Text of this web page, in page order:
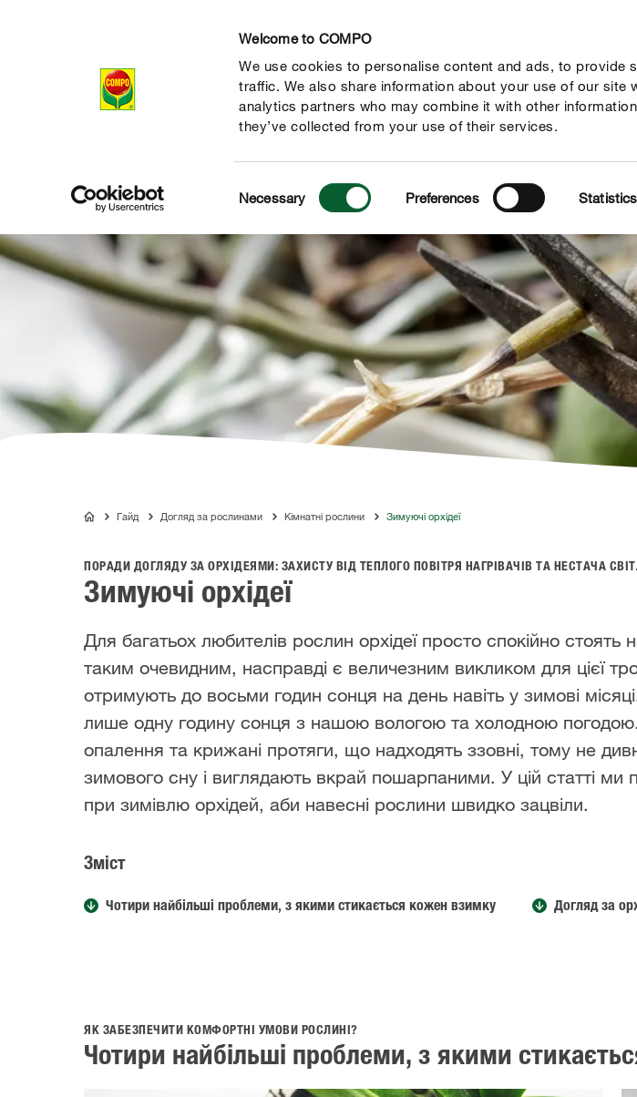
Welcome to COMPO
We use cookies to personalise content and ads, to provide
traffic. We also share information about your use of our site
analytics partners who may combine it with other
they’ve collected from your use of their services.
Selection
Necessary Preferences Statistics
Продукти Гайд Компанія
COMPOГайд Догляд за рослинами Кімнатні рослини Зимуючі орхідеї
ПОРАДИ ДОГЛЯДУ ЗА ОРХІДЕЯМИ: ЗАХИСТУ ВІД ТЕПЛОГО ПОВІТРЯ НАГРІВАЧІВ ТА НЕСТАЧА
Зимуючі орхідеї
Для багатьох любителів рослин орхідеї просто спокійно стоять
таким очевидним, насправді є величезним викликом для цієї
отримують до восьми годин сонця на день навіть у зимові
лише одну годину сонця з нашою вологою та холодною погодою.
опалення та крижані протяги, що надходять ззовні, тому не
зимового сну і виглядають вкрай пошарпаними. У цій статті
при зимівлю орхідей, аби навесні рослини швидко зацвіли.
Зміст
Чотири найбільші проблеми, з якими стикається кожен взимку Догляд за
ЯК ЗАБЕЗПЕЧИТИ КОМФОРТНІ УМОВИ РОСЛИНІ?
Чотири найбільші проблеми, з якими